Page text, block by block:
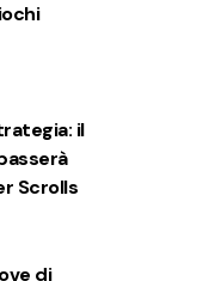
il
Scrolls
di